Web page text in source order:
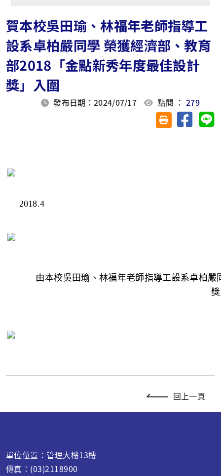
賀本校吳田瑜、林福年老師指導工
設系卓柏嚴同學 榮獲經濟部、教育
部2018「金點新秀年度最佳設計
獎」入圍
發布日期：2024/07/17 點閱 ：279
友善列印(另開視
分享至
2018.4
由本校吳田瑜、林福年老師指導工設系卓柏嚴
回上一頁
單位位置：管理大樓13樓
傳真：(03)2118900